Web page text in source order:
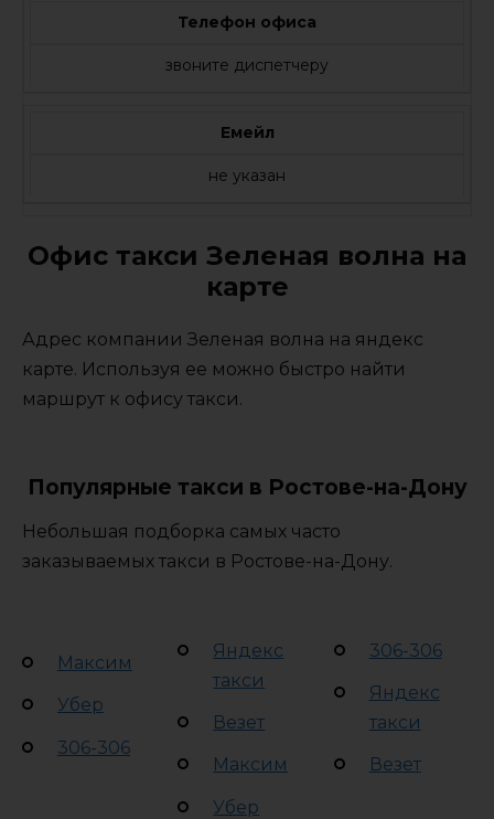
Телефон офиса
звоните диспетчеру
Емейл
не указан
Офис такси Зеленая волна на
карте
Адрес компании Зеленая волна на яндекс
карте. Используя ее можно быстро найти
маршрут к офису такси.
Популярные такси в Ростове-на-Дону
Небольшая подборка самых часто
заказываемых такси в Ростове-на-Дону.
Максим
Убер
306-306
Яндекс
такси
Везет
Максим
Убер
306-306
Яндекс
такси
Везет